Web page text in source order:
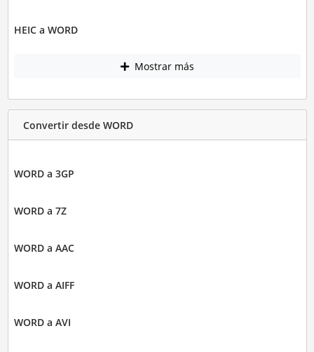
HEIC a WORD
Mostrar más
Convertir desde WORD
WORD a 3GP
WORD a 7Z
WORD a AAC
WORD a AIFF
WORD a AVI